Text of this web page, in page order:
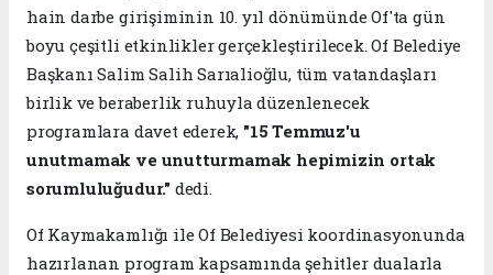
hain darbe girişiminin 10. yıl dönümünde Of'ta gün
boyu çeşitli etkinlikler gerçekleştirilecek. Of Belediye
Başkanı Salim Salih Sarıalioğlu, tüm vatandaşları
birlik ve beraberlik ruhuyla düzenlenecek
programlara davet ederek, "15 Temmuz'u
unutmamak ve unutturmamak hepimizin ortak
sorumluluğudur." dedi.
Of Kaymakamlığı ile Of Belediyesi koordinasyonunda
hazırlanan program kapsamında şehitler dualarla